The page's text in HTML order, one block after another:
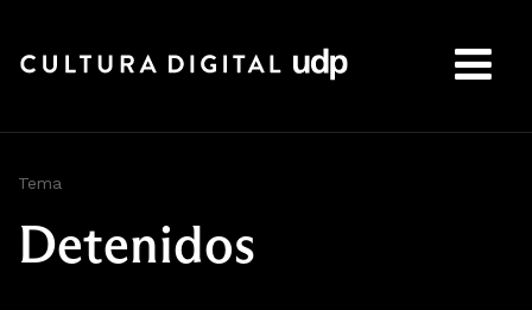
Tema
Detenidos